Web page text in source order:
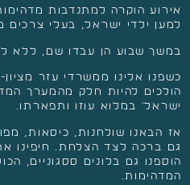
אירוע הוקרה למתנדבות
למען ילדי ישראל, בעלי צרכים
במשך שבוע הן עבדו שם, ללא
כשפנו אלינו ממשרדי עזר מציון-
הולכים להיות חלק מהמערך
ישראל' במלוא עוזו ותפארתו.
אז הבאנו שולחנות, כיסאות,
גם ברכה לצד הצלחת. חיפינו
הוספנו גם בלונים ססגוניים,
המדהימות.